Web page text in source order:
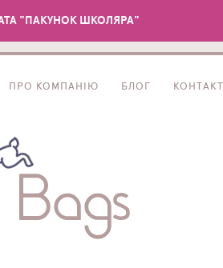
"ПАКУНОК ШКОЛЯРА"
ПРО КОМПАНІЮ БЛОГ